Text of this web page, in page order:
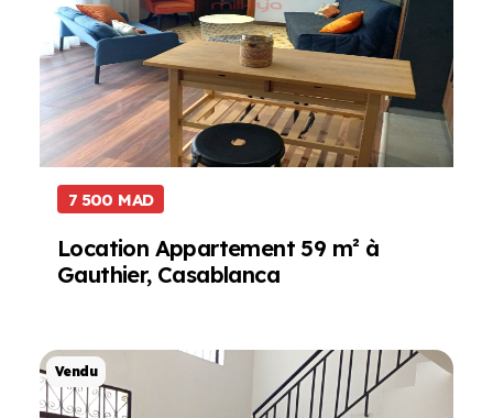
7 500 MAD
Location Appartement 59 m² à
Gauthier, Casablanca
VenduProjet de Vente